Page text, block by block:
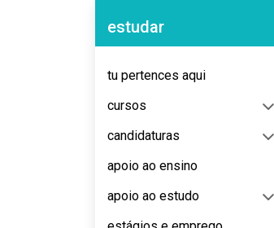
Navegação Lateral
estudar
tu pertences aqui
cursos
candidaturas
apoio ao ensino
apoio ao estudo